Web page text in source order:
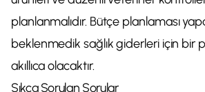
planlanmalıdır. Bütçe planlaması
beklenmedik sağlık giderleri için bir
akıllıca olacaktır.
Sıkça Sorulan Sorular